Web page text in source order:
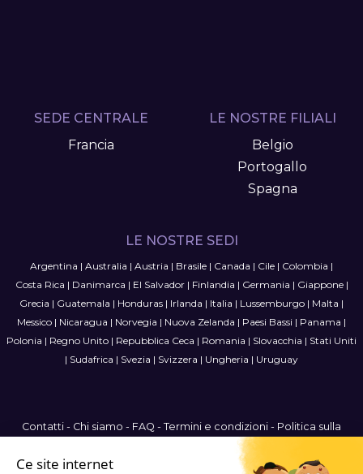
SEDE CENTRALE
Francia
LE NOSTRE FILIALI
Belgio
Portogallo
Spagna
LE NOSTRE SEDI
Argentina | Australia | Austria | Brasile | Canada | Cile | Colombia |
Costa Rica | Danimarca | El Salvador| Finlandia | Germania | Giappone|
Grecia | Guatemala | Honduras | Irlanda | Italia | Lussemburgo | Malta |
Messico | Nicaragua | Norvegia | Nuova Zelanda | Paesi Bassi | Panama |
Polonia | Regno Unito | Repubblica Ceca | Romania | Slovacchia | Stati Uniti
| Sudafrica | Svezia | Svizzera | Ungheria | Uruguay
Contatti - Chi siamo - FAQ - Termini e condizioni - Politica sulla
Mappa del sito